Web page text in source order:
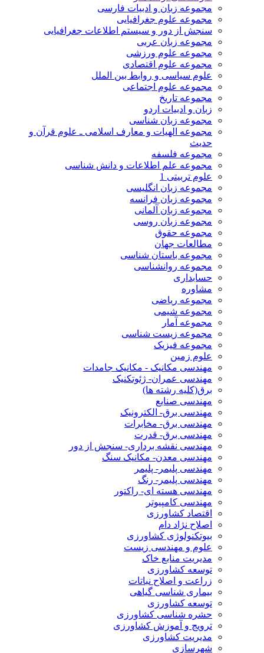
مجموعه زبان و ادبیات فارسی
مجموعه علوم جغرافیایی
سنجش از دور و سیستم اطلاعات جغرافیایی
مجموعه زبان عربی
مجموعه علوم ورزشی
مجموعه علوم اقتصادی
علوم سیاسی و روابط بین الملل
مجموعه علوم اجتماعی
مجموعه تاریخ
زبان و ادبیات اردو
مجموعه زبان شناسی
مجموعه الهیات و معارف اسلامی ـ علوم قرآن و
حدیث
مجموعه فلسفه
مجموعه علم اطلاعات و دانش شناسی
علوم تربیتی 1
مجموعه زبان انگلیسی
مجموعه زبان فرانسه
مجموعه زبان آلمانی
مجموعه زبان روسی
مجموعه حقوق
مطالعات جهان
مجموعه باستان شناسی
مجموعه روانشناسی
حسابداری
مشاوره
مجموعه ریاضی
مجموعه شیمی
مجموعه آمار
مجموعه زیست شناسی
مجموعه فیزیک
علوم زمین
مهندسی مکانیک - مکانیک جامدات
مهندسی عمران- ژئوتکنیک
برق(کلیه رشته ها)
مهندسی صنایع
مهندسی برق- الکترونیک
مهندسی برق- مخابرات
مهندسی برق- قدرت
مهندسی نقشه برداری- سنجش از دور
مهندسی معدن- مکانیک سنگ
مهندسی پلیمر- پلیمر
مهندسی پلیمر- رنگ
مهندسی هسته ای- راکتور
مهندسی کامپیوتر
اقتصاد کشاورزی
اصلاح نژاد دام
بیوتکنولوژی کشاورزی
علوم و مهندسی زیست
مدیریت منابع خاک
توسعه کشاورزی
زراعت و اصلاح نباتات
بیماری شناسی گیاهی
توسعه کشاورزی
حشره شناسی کشاورزی
ترویج و آموزش کشاورزی
مدیریت کشاورزی
شهرسازی